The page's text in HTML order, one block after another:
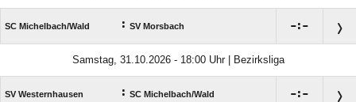
SC Michelbach/​Wald : SV Morsbach :
Samstag, 31.10.2026 - 18:00 Uhr | Bezirksliga
SV Westernhausen : SC Michelbach/​Wald :